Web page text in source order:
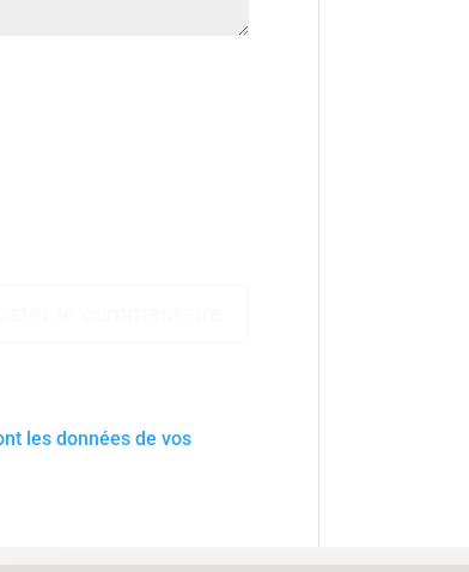
les données de vos